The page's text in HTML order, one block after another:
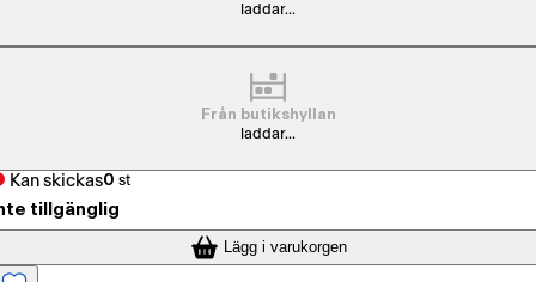
laddar...
Från butikshyllan
laddar...
Kan skickas0 st
tillgänglig
Lägg i varukorgen